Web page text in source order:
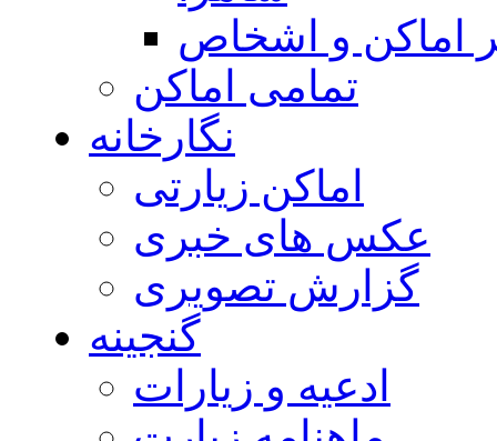
اماكن و اشخاص
تمامی اماکن
نگارخانه
اماکن زیارتی
عکس های خبری
گزارش تصویری
گنجینه
ادعیه و زیارات